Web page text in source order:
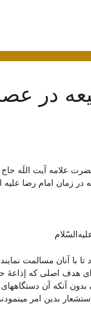
در
علامه آیت اللَه
در زمان امام رضا علیه
با آنان‌ مسالمت‌
هدف‌ اصلی که‌ إذاعۀ
آنکه‌ آن‌
بدين‌ امر